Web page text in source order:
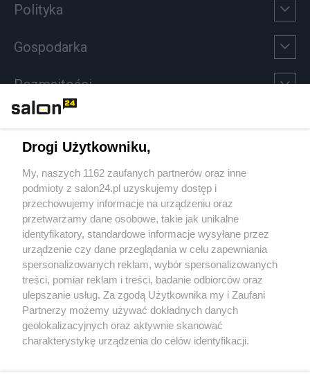
Polityka
Gospodarka
Rozmaitości
Sport
Społeczeństwo
Kultura
X Facebook Instagram Youtube
Drogi Użytkowniku,
My, naszych 1162 zaufanych partnerów oraz inne
podmioty z salon24.pl uzyskujemy dostęp i
przechowujemy informacje na urządzeniu oraz
przetwarzamy dane osobowe, takie jak unikalne
identyfikatory, standardowe informacje wysyłane przez
urządzenie czy dane przeglądania w celu zapewniania
spersonalizowanych reklam, wybór spersonalizowanych
treści, pomiar reklam i treści, badanie odbiorców oraz
ulepszanie usług. Za zgodą Użytkownika my i Zaufani
Partnerzy możemy używać dokładnych danych
geolokalizacyjnych oraz aktywnie skanować
charakterystykę urządzenia do celów identyfikacji.